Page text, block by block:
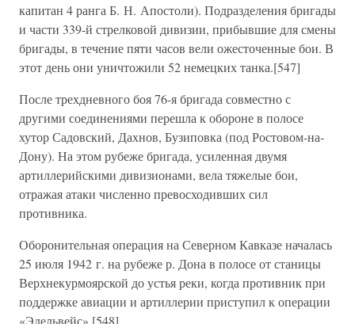
капитан 4 ранга Б. Н. Апостоли). Подразделения бригады
и части 339-й стрелковой дивизии, прибывшие для смены
бригады, в течение пяти часов вели ожесточенные бои. В
этот день они уничтожили 52 немецких танка.[547]
После трехдневного боя 76-я бригада совместно с
другими соединениями перешла к обороне в полосе
хутор Садовский, Дахнов, Бузиповка (под Ростовом-на-
Дону). На этом рубеже бригада, усиленная двумя
артиллерийскими дивизионами, вела тяжелые бои,
отражая атаки численно превосходивших сил
противника.
Оборонительная операция на Северном Кавказе началась
25 июля 1942 г. на рубеже р. Дона в полосе от станицы
Верхнекурмоярской до устья реки, когда противник при
поддержке авиации и артиллерии приступил к операции
«Эдельвейс».[548]